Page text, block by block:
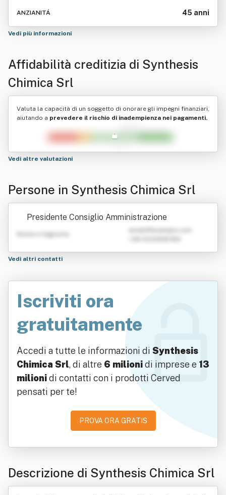
ANZIANITÁ 45 anni
Vedi più informazioni
Affidabilità creditizia di Synthesis
Chimica Srl
Valuta la capacità di un soggetto di onorare gli impegni finanziari,
aiutando a prevedere il rischio di inadempienza nei pagamenti.
Vedi altre valutazioni
Persone in Synthesis Chimica Srl
Presidente Consiglio Amministrazione
Nome e Cognome
Vedi altri contatti
Iscriviti ora
gratuitamente
Accedi a tutte le informazioni di Synthesis
Chimica Srl, di altre 6 milionidi imprese e 13
milionidi contatti con i prodotti Cerved
pensati per te!
PROVA ORA GRATIS
Descrizione di Synthesis Chimica Srl